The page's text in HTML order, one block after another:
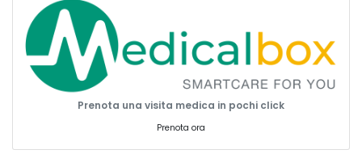
Prenota una visita medica in pochi click
Prenota ora